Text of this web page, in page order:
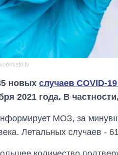
новых случаев COVID-
2021 года. В
МОЗ, за
Летальных случаев -